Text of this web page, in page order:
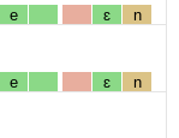
e ɛ n
e ɛ n